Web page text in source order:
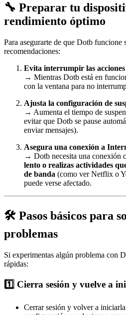
🔧 Preparar tu
rendimiento óptimo
Para asegurarte de que Dotb funcione
recomendaciones:
Evita interrumpir las
→ Mientras Dotb está en
con la ventana para no
Ajusta la configuración de
→ Aumenta el tiempo de
evitar que Dotb se pause
enviar mensajes).
Asegura una conexión a
→ Dotb necesita una conexión
lento o realizas actividades
de banda (como ver Netflix o
puede verse afectado.
🛠️ Pasos básicos para
problemas
Si experimentas algún problema con
rápidas:
1️⃣ Cierra sesión y vuelve a
Cerrar sesión y volver a